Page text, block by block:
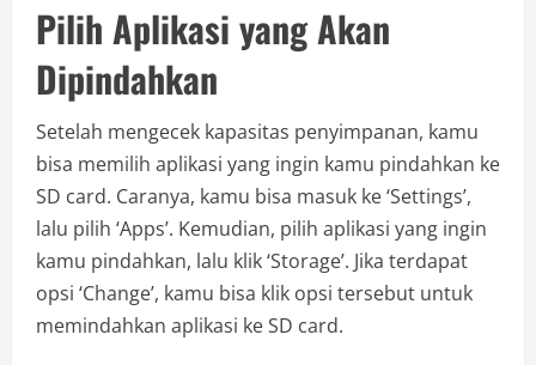
Pilih Aplikasi yang Akan
Dipindahkan
Setelah mengecek kapasitas penyimpanan, kamu
bisa memilih aplikasi yang ingin kamu pindahkan ke
SD card. Caranya, kamu bisa masuk ke ‘Settings’,
lalu pilih ‘Apps’. Kemudian, pilih aplikasi yang ingin
kamu pindahkan, lalu klik ‘Storage’. Jika terdapat
opsi ‘Change’, kamu bisa klik opsi tersebut untuk
memindahkan aplikasi ke SD card.